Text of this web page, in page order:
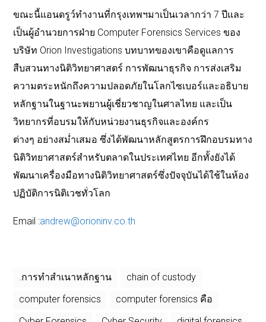
ขณะนี้แอนดรูว์ทำงานที่กรุงเทพฯมาเป็นเวลากว่า 7 ปีและ
เป็นผู้อำนวยการฝ่าย Computer Forensics Services ของ
บริษัท Orion Investigations บทบาทของเขาคือดูแลการ
สืบสวนทางนิติวิทยาศาสตร์ การพัฒนาธุรกิจ การส่งเสริม
ความตระหนักถึงความปลอดภัยในโลกไซเบอร์และอธิบาย
หลักฐานในฐานะพยานผู้เชี่ยวชาญในศาลไทย และเป็น
วิทยากรที่อบรมให้กับหน่วยงานธุรกิจและองค์กร
ต่างๆ อย่างสม่ำเสมอ ซึ่งได้พัฒนาหลักสูตรการฝึกอบรมทาง
นิติวิทยาศาสตร์สำหรับตลาดในประเทศไทย อีกทั้งยังได้
พัฒนาเครื่องมือทางนิติวิทยาศาสตร์ซึ่งปัจจุบันได้ใช้ในห้อง
ปฏิบัติการนิติเวชทั่วโลก
Email :andrew@orioninv.co.th
.การทำสำเนาหลักฐาน
chain of custody
computer forensics
computer forensics คือ